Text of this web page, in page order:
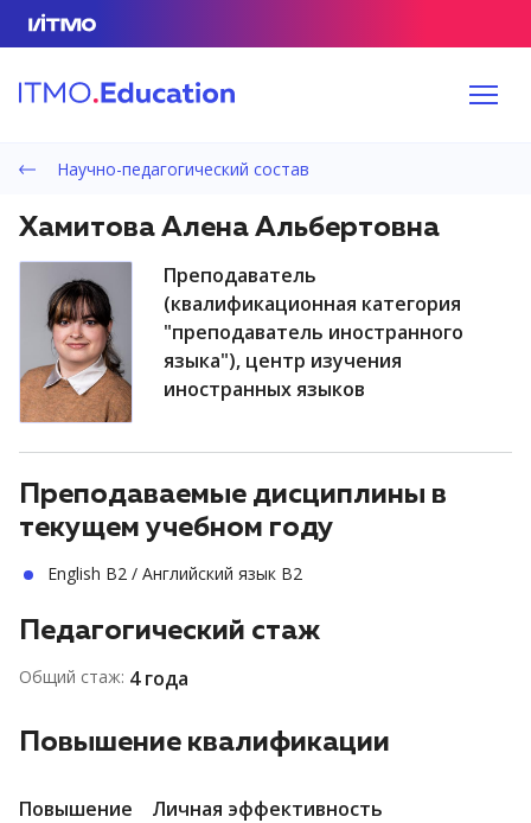
Научно-педагогический состав
Хамитова Алена Альбертовна
преподаватель
(квалификационная категория
"преподаватель иностранного
языка"), центр изучения
иностранных языков
Преподаваемые дисциплины в
текущем учебном году
English B2 / Английский язык B2
Педагогический стаж
Общий стаж: 4 года
Повышение квалификации
Повышение
Личная эффективность